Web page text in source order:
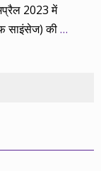
2023 में
साइंसेज) की…